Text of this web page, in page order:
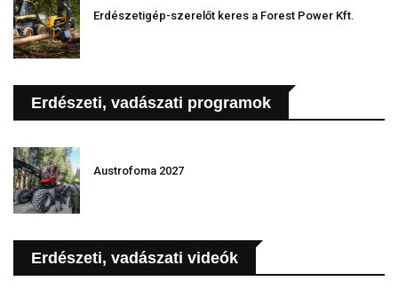
Erdészetigép-szerelőt keres a Forest Power Kft.
Erdészeti, vadászati programok
Austrofoma 2027
Erdészeti, vadászati videók